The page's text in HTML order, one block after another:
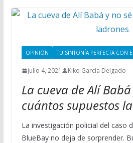
OPINIÓN TU SINTONÍA PERFECTA CON
julio 4, 2021 Kiko García Delgado
La cueva de Alí
cuántos supuestos
La investigación policial del caso
BlueBay no deja de sorprender.